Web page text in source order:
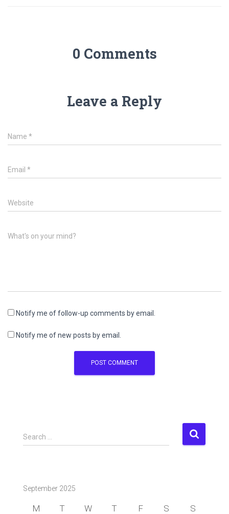
0 Comments
Leave a Reply
Name *
Email *
Website
What's on your mind?
Notify me of follow-up comments by email.
Notify me of new posts by email.
S
e
h
Search …
September 2025
M T W T F S S